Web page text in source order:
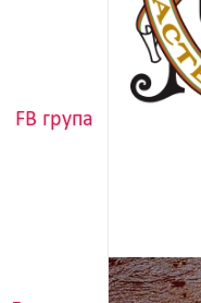
FB група
5KM
RUN